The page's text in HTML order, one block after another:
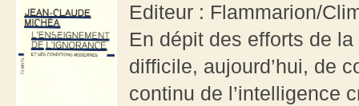
Editeur : Flammarion/
En dépit des efforts de
difficile, aujourd’hui, de
continu de l’intelligence